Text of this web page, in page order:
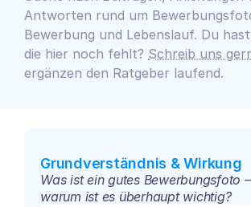
Antworten rund um
Bewerbung und Lebenslauf. Du
die hier noch fehlt? Schreib uns
ergänzen den Ratgeber laufend.
Grundverständnis & Wirkung
Was ist ein gutes Bewerbungsfoto
warum ist es überhaupt wichtig?